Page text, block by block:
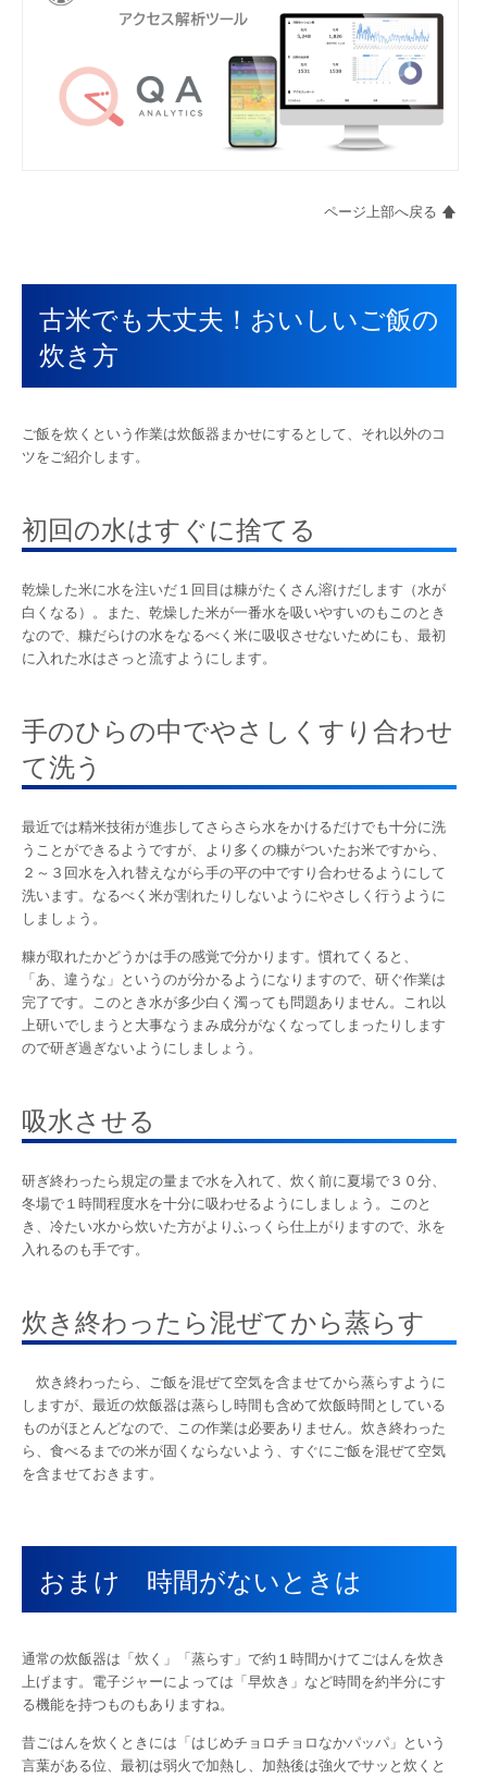
ページ上部へ戻る 🡅
古米でも大丈夫！おいしいご飯の
炊き方
ご飯を炊くという作業は炊飯器まかせにするとして、それ以外のコ
ツをご紹介します。
初回の水はすぐに捨てる
乾燥した米に水を注いだ１回目は糠がたくさん溶けだします（水が
白くなる）。また、乾燥した米が一番水を吸いやすいのもこのとき
なので、糠だらけの水をなるべく米に吸収させないためにも、最初
に入れた水はさっと流すようにします。
手のひらの中でやさしくすり合わせ
て洗う
最近では精米技術が進歩してさらさら水をかけるだけでも十分に洗
うことができるようですが、より多くの糠がついたお米ですから、
２～３回水を入れ替えながら手の平の中ですり合わせるようにして
洗います。なるべく米が割れたりしないようにやさしく行うように
しましょう。
糠が取れたかどうかは手の感覚で分かります。慣れてくると、
「あ、違うな」というのが分かるようになりますので、研ぐ作業は
完了です。このとき水が多少白く濁っても問題ありません。これ以
上研いでしまうと大事なうまみ成分がなくなってしまったりします
ので研ぎ過ぎないようにしましょう。
吸水させる
研ぎ終わったら規定の量まで水を入れて、炊く前に夏場で３０分、
冬場で１時間程度水を十分に吸わせるようにしましょう。このと
き、冷たい水から炊いた方がよりふっくら仕上がりますので、氷を
入れるのも手です。
炊き終わったら混ぜてから蒸らす
炊き終わったら、ご飯を混ぜて空気を含ませてから蒸らすように
しますが、最近の炊飯器は蒸らし時間も含めて炊飯時間としている
ものがほとんどなので、この作業は必要ありません。炊き終わった
ら、食べるまでの米が固くならないよう、すぐにご飯を混ぜて空気
を含ませておきます。
おまけ 時間がないときは
通常の炊飯器は「炊く」「蒸らす」で約１時間かけてごはんを炊き
上げます。電子ジャーによっては「早炊き」など時間を約半分にす
る機能を持つものもありますね。
昔ごはんを炊くときには「はじめチョロチョロなかパッパ」という
言葉がある位、最初は弱火で加熱し、加熱後は強火でサッと炊くと